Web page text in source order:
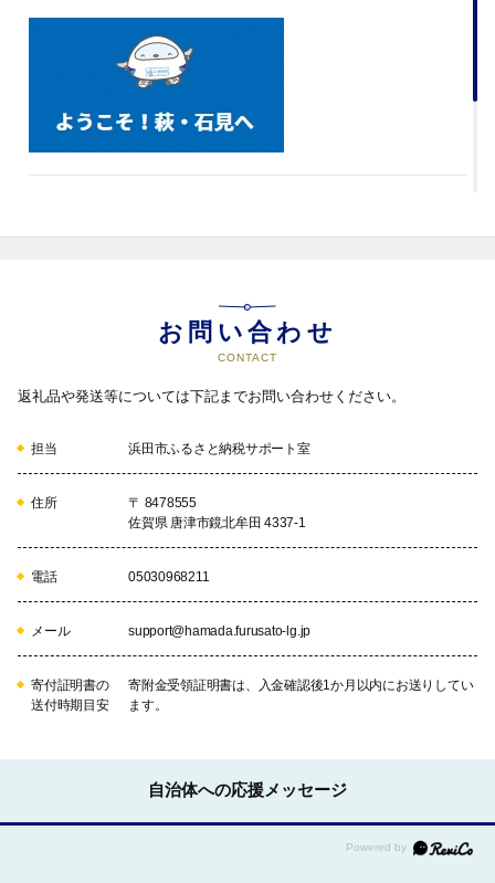
港から約60分で浜田市です。
お問い合わせ
CONTACT
返礼品や発送等については下記までお問い合わせください。
担当 浜田市ふるさと納税サポート室
住所
〒 8478555
佐賀県 唐津市鏡北牟田 4337-1
電話 05030968211
メール support@hamada.furusato-lg.jp
寄付証明書の
送付時期目安
寄附金受領証明書は、入金確認後1か月以内にお送りしてい
ます。
自治体への応援メッセージ